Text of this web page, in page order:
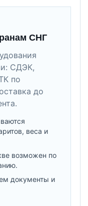
СНГ
СДЭК,
по
до
веса и
возможен по
документы и